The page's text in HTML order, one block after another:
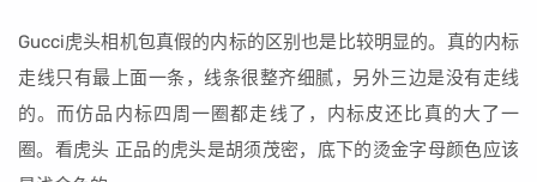
Gucci虎头相机包真假的内标的区别也是比较明显的。真的内标
走线只有最上面一条，线条很整齐细腻，另外三边是没有走线
的。而仿品内标四周一圈都走线了，内标皮还比真的大了一
圈。看虎头 正品的虎头是胡须茂密，底下的烫金字母颜色应该